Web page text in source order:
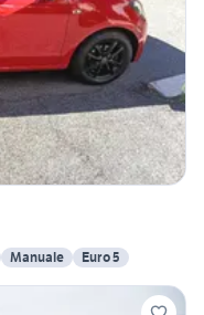
Manuale Euro 5